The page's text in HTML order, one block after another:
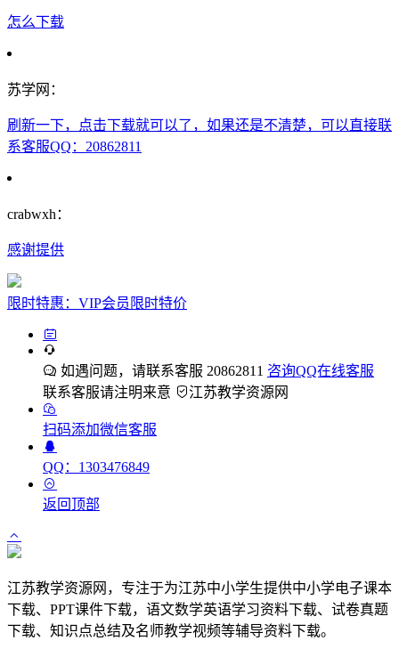
怎么下载
苏学网：
刷新一下，点击下载就可以了，如果还是不清楚，可以直接联
系客服QQ：20862811
crabwxh：
感谢提供
限时特惠：VIP会员限时特价
如遇问题，请联系客服 20862811 咨询QQ在线客服
联系客服请注明来意
江苏教学资源网
扫码添加微信客服
QQ：1303476849
返回顶部
江苏教学资源网，专注于为江苏中小学生提供中小学电子课本
下载、PPT课件下载，语文数学英语学习资料下载、试卷真题
下载、知识点总结及名师教学视频等辅导资料下载。